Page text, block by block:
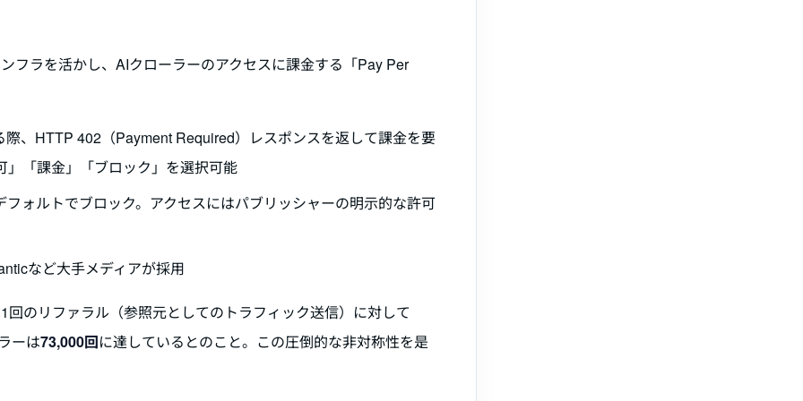
フラを活かし、AIクローラーのアクセスに課金する「Pay Per
、HTTP 402（Payment Required）レスポンスを返して課金を要
「課金」「ブロック」を選択可能
ォルトでブロック。アクセスにはパブリッシャーの明示的な許可
など大手メディアが採用
のリファラル（参照元としてのトラフィック送信）に対して
ーは73,000回に達しているとのこと。この圧倒的な非対称性を是